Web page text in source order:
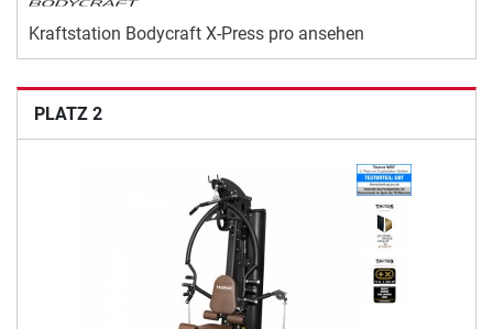
Kraftstation Bodycraft X-Press pro ansehen
PLATZ 2